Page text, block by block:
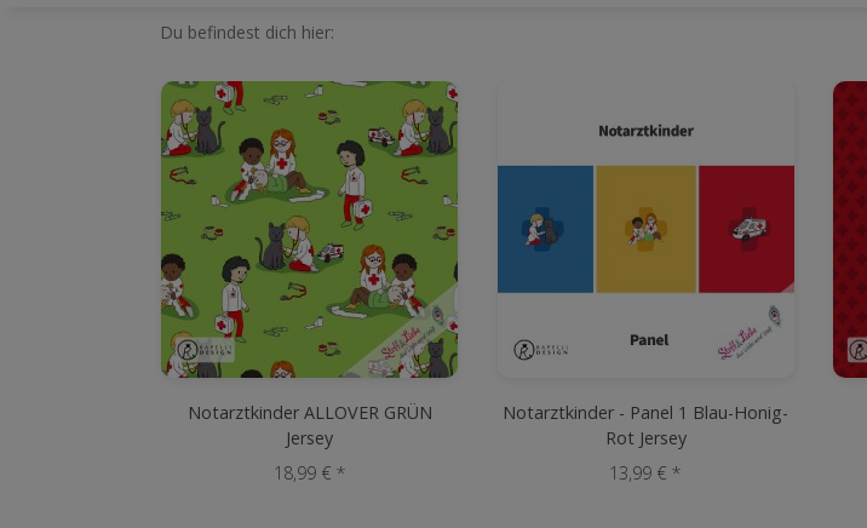
Du befindest dich hier:
Notarztkinder ALLOVER GRÜN
Jersey
18,99 € *
Notarztkinder - Panel 1 Blau-Honig-
Rot Jersey
13,99 € *